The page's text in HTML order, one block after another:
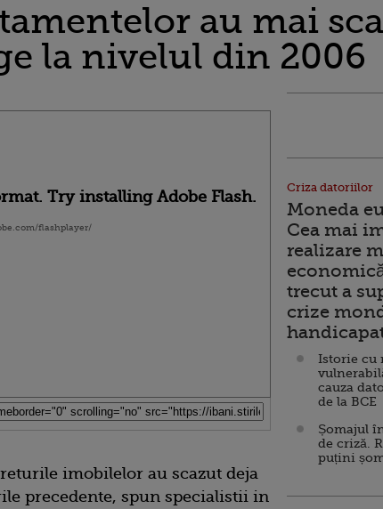
au mai
la nivelul din 2006
Try installing Adobe Flash.
flashplayer/
imobilelor au scazut deja
precedente, spun specialistii in
Criza datoriilor
Moneda
Cea mai
realizare
trecut a
crize
Istorie cu
cauza
de la BCE
Șomajul
de criză.
puțini